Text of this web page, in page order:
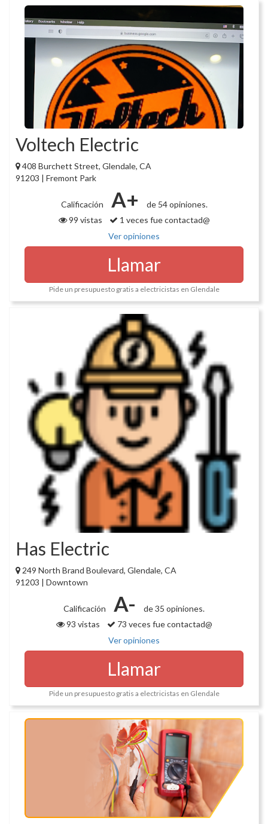
Voltech Electric
408 Burchett Street, Glendale, CA
91203 | Fremont Park
Calificación A+
de 54 opiniones.
99 vistas
1 veces fue contactad@
Ver opiniones
Llamar
Pide un presupuesto gratis a electricistas en Glendale
Has Electric
249 North Brand Boulevard, Glendale, CA
91203 | Downtown
Calificación A-
de 35 opiniones.
93 vistas
73 veces fue contactad@
Ver opiniones
Llamar
Pide un presupuesto gratis a electricistas en Glendale